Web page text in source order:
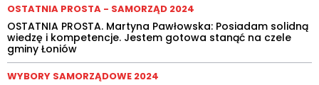
OSTATNIA PROSTA - SAMORZĄD 2024
OSTATNIA PROSTA. Martyna Pawłowska: Posiadam solidną
wiedzę i kompetencje. Jestem gotowa stanąć na czele
gminy Łoniów
WYBORY SAMORZĄDOWE 2024